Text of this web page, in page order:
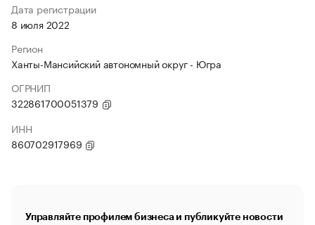
Дата регистрации
8 июля 2022
Регион
Ханты-Мансийский автономный округ - Югра
ОГРНИП
322861700051379
ИНН
860702917969
Управляйте профилем бизнеса и публикуйте новости